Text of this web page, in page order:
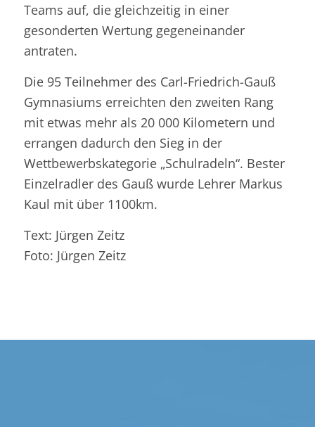
Teams auf, die gleichzeitig in einer
gesonderten Wertung gegeneinander
antraten.
Die 95 Teilnehmer des Carl-Friedrich-Gauß
Gymnasiums erreichten den zweiten Rang
mit etwas mehr als 20 000 Kilometern und
errangen dadurch den Sieg in der
Wettbewerbskategorie „Schulradeln“. Bester
Einzelradler des Gauß wurde Lehrer Markus
Kaul mit über 1100km.
Text: Jürgen Zeitz
Foto: Jürgen Zeitz